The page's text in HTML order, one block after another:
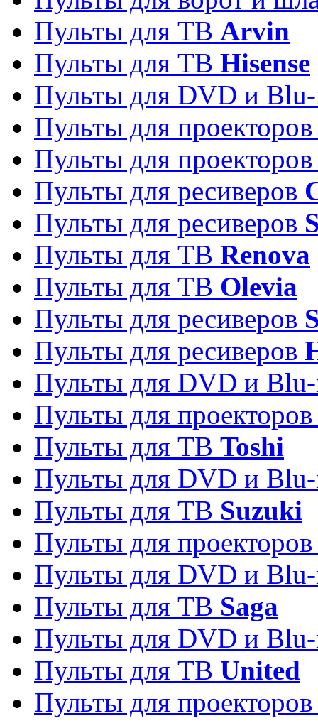
Пульты для ТВ Arvin
Пульты для ТВ Hisense
Пульты для DVD и
Пульты для
Пульты для
Пульты для ресиверов
Пульты для ресиверов
Пульты для ТВ Renova
Пульты для ТВ Olevia
Пульты для ресиверов
Пульты для ресиверов
Пульты для DVD и
Пульты для
Пульты для ТВ Toshi
Пульты для DVD и
Пульты для ТВ Suzuki
Пульты для
Пульты для DVD и
Пульты для ТВ Saga
Пульты для DVD и
Пульты для ТВ United
Пульты для